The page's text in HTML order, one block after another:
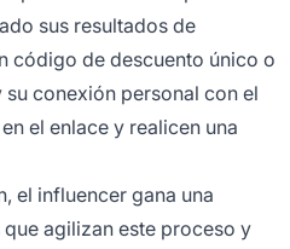
sus resultados de
código de descuento único o
conexión personal con el
el enlace y realicen una
el influencer gana una
agilizan este proceso y